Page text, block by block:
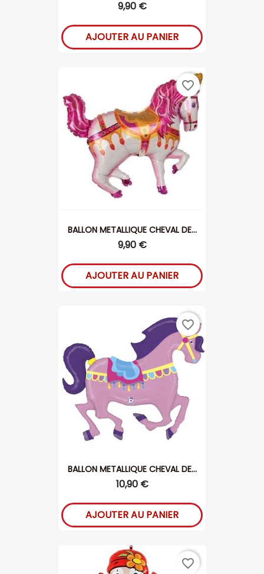
9,90 €
AJOUTER AU PANIER
BALLON METALLIQUE CHEVAL DE...
9,90 €
AJOUTER AU PANIER
favorite_border
BALLON METALLIQUE CHEVAL DE...
10,90 €
AJOUTER AU PANIER
favorite_border
favorite_border